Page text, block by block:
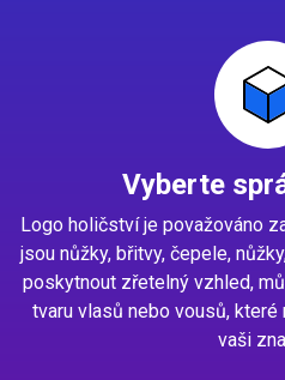
Vyberte
Logo holičství je považováno
jsou nůžky, břitvy, čepele,
poskytnout zřetelný vzhled,
tvaru vlasů nebo vousů,
vaši